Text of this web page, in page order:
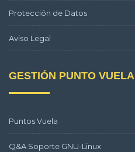
Protección de Datos
Aviso Legal
GESTIÓN PUNTO VUELA
Puntos Vuela
Q&A Soporte GNU-Linux